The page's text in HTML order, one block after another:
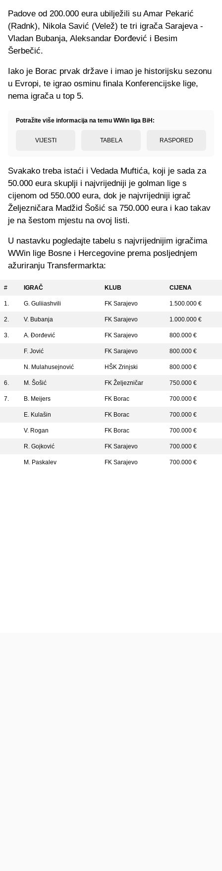
Padove od 200.000 eura ubilježili su Amar Pekarić
(Radnk), Nikola Savić (Velež) te tri igrača Sarajeva -
Vladan Bubanja, Aleksandar Đorđević i Besim
Šerbečić.
Iako je Borac prvak države i imao je historijsku sezonu
u Evropi, te igrao osminu finala Konferencijske lige,
nema igrača u top 5.
Potražite više informacija na temu WWin liga BiH:
VIJESTI TABELA RASPORED
Svakako treba istaći i Vedada Muftića, koji je sada za
50.000 eura skuplji i najvrijedniji je golman lige s
cijenom od 550.000 eura, dok je najvrijedniji igrač
Željezničara Madžid Šošić sa 750.000 eura i kao takav
je na šestom mjestu na ovoj listi.
U nastavku pogledajte tabelu s najvrijednijim igračima
WWin lige Bosne i Hercegovine prema posljednjem
ažuriranju Transfermarkta:
# IGRAČ KLUB CIJENA
1. G. Guliiashvili FK Sarajevo 1.500.000 €
2. V. Bubanja FK Sarajevo 1.000.000 €
3. A. Đorđević FK Sarajevo 800.000 €
F. Jović FK Sarajevo 800.000 €
N. Mulahusejnović HŠK Zrinjski 800.000 €
6. M. Šošić FK Željezničar 750.000 €
7. B. Meijers FK Borac 700.000 €
E. Kulašin FK Borac 700.000 €
V. Rogan FK Borac 700.000 €
R. Gojković FK Sarajevo 700.000 €
M. Paskalev FK Sarajevo 700.000 €